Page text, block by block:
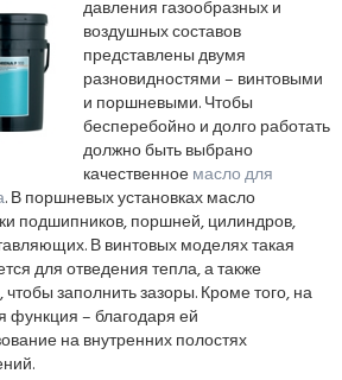
давления газообразных и
воздушных составов
представлены двумя
разновидностями – винтовыми
и поршневыми. Чтобы
бесперебойно и долго работать
должно быть выбрано
качественноемасло для
. В поршневых установках масло
подшипников, поршней, цилиндров,
В винтовых моделях такая
для отведения тепла, а также
заполнить зазоры. Кроме того, на
– благодаря ей
на внутренних полостях